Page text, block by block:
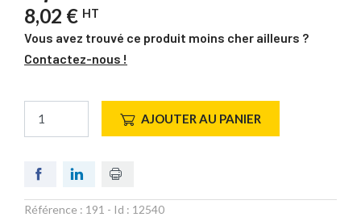
8,02 € HT
Vous avez trouvé ce produit moins cher ailleurs ?
Contactez-nous !
AJOUTER AU PANIER
Référence : 191 - Id : 12540